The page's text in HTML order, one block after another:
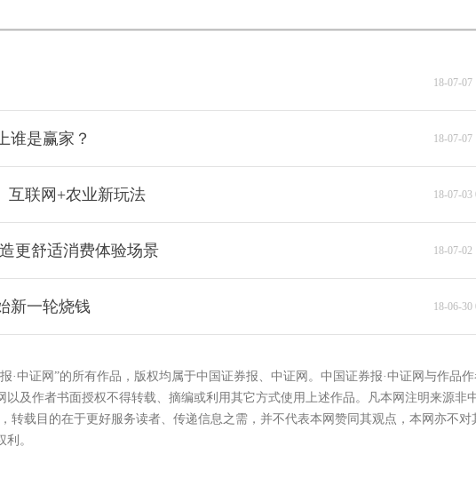
18-07-07
18-07-07
谁是赢家？
18-07-03
互联网+农业新玩法
18-07-02
更舒适消费体验场景
18-06-30
新一轮烧钱
·中证网”的所有作品，版权均属于中国证券报、中证网。中国证券报·中证网与作品
及作者书面授权不得转载、摘编或利用其它方式使用上述作品。凡本网注明来源非
转载目的在于更好服务读者、传递信息之需，并不代表本网赞同其观点，本网亦不对
。